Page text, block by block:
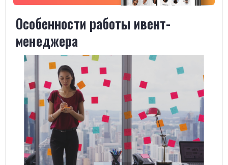
Особенности работы ивент-
менеджера